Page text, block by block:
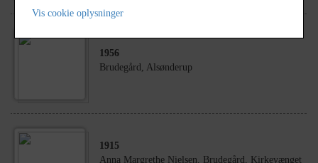
1956
Brudegård, Alsønderup
1915
Anna Margrethe Nielsen, Brudegård, Kirkevænget
Vis cookie oplysninger